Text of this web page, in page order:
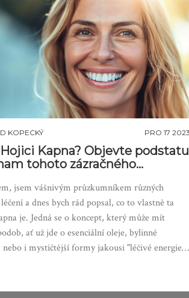
KOPECKÝ PRO 17 2023
Kapna? Objevte podstatu
tohoto zázračného
jsem vášnivým průzkumníkem různých
a dnes bych rád popsal, co to vlastně ta
je. Jedná se o koncept, který může mít
ať už jde o esenciální oleje, bylinné
i mystičtější formy jakousi "léčivé energie".
a účinek. A věřte mi, že když se s touto